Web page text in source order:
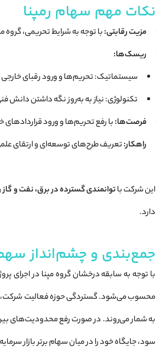
نکات مهم سهام رمپنا
مزیت رقابتی:با توجه به شرایط تحریمی،
ریسک‌ها:
سیستماتیک: تحریم‌ها و ورود رقبای
تکنولوژی: نیاز به به‌روز نگه داشتن دانش
فرصت‌ها:با رفع تحریم‌ها و ورود
راهکار:تعریف طرح‌های توسعه‌ای و ارتقای
این شرکت باتوانمندی گسترده در برق، نفت و گاز
دارد.
جمع‌بندی و چشم‌انداز
با توجه به سابقه درخشان گروه مپنا در اجرای
محسوب می‌شود. گستردگی حوزه فعالیت شرکت،
به شمار می‌روند. در صورت رفع محدودیت‌های
سود، جایگاه خود را در میان سهام برتر بازار